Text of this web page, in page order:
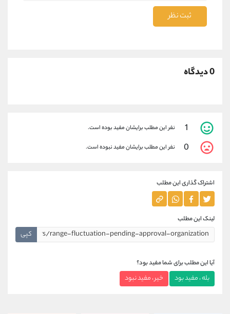
ثبت نظر
0 دیدگاه
1 نفر این مطلب برایشان مفید بوده است.
0 نفر این مطلب برایشان مفید نبوده است.
اشتراک گذاری این مطلب
لینک این مطلب
کپی
آیا این مطلب برای شما مفید بود؟
بله ، مفید بود خیر ، مفید نبود